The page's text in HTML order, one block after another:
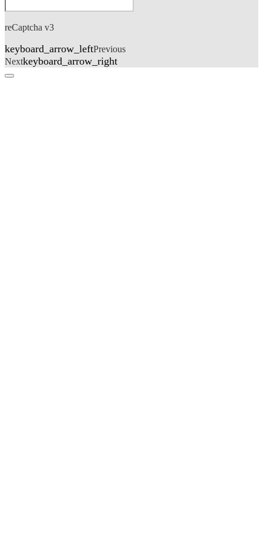
reCaptcha v3
keyboard_arrow_leftPrevious
Nextkeyboard_arrow_right